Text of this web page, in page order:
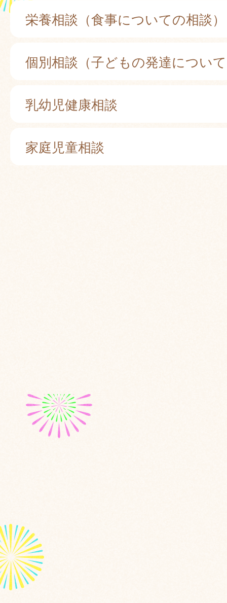
栄養相談（食事についての相談）
個別相談（子どもの発達につい
乳幼児健康相談
家庭児童相談